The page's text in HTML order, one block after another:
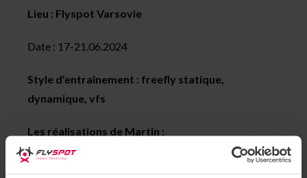
Lieu : Flyspot Varsovie
Date : 17-21.06.2024
Style d’entraînement : freefly statique,
dynamique, vfs
Les réalisations de Martin :
2018 médaille d’or Sakura Cup, team: Flyspot